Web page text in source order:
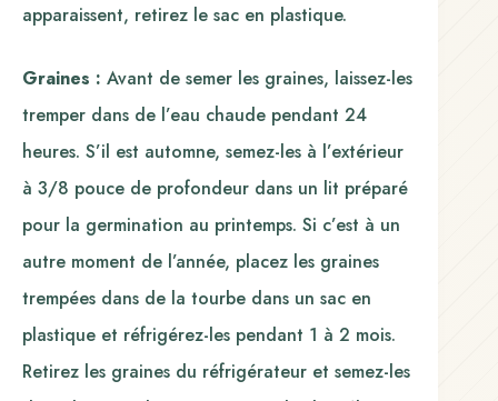
apparaissent, retirez le sac en plastique.
Graines : Avant de semer les graines, laissez-les
tremper dans de l’eau chaude pendant 24
heures. S’il est automne, semez-les à l’extérieur
à 3/8 pouce de profondeur dans un lit préparé
pour la germination au printemps. Si c’est à un
autre moment de l’année, placez les graines
trempées dans de la tourbe dans un sac en
plastique et réfrigérez-les pendant 1 à 2 mois.
Retirez les graines du réfrigérateur et semez-les